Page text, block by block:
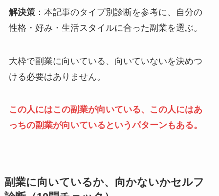
解決策：本記事のタイプ別診断を参考に、自分の
性格・好み・生活スタイルに合った副業を選ぶ。
大枠で副業に向いている、向いていないを決めつ
ける必要はありません。
この人にはこの副業が向いている、この人にはあ
っちの副業が向いているというパターンもある。
副業に向いているか、向かないかセルフ